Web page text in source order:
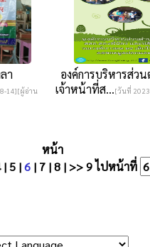
า
14][ผู้อ่าน
องค์การบริหารส่ว
เจ้าหน้าที่ส...[วันที่
หน้า
| 5|6| 7|8| >> 9ไปหน้าที่